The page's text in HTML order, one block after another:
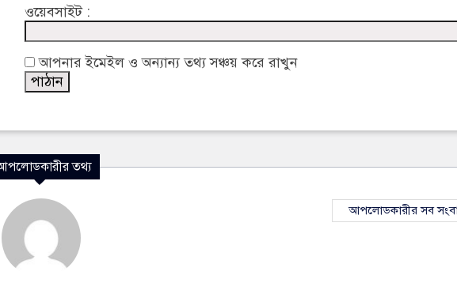
ওয়েবসাইট :
আপনার ইমেইল ও অন্যান্য তথ্য সঞ্চয় করে রাখুন
তথ্য
আপলোডকারীর সব